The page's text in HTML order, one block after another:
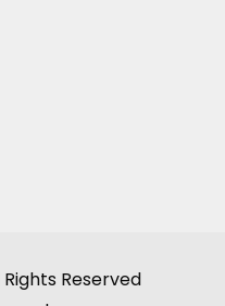
Reserved